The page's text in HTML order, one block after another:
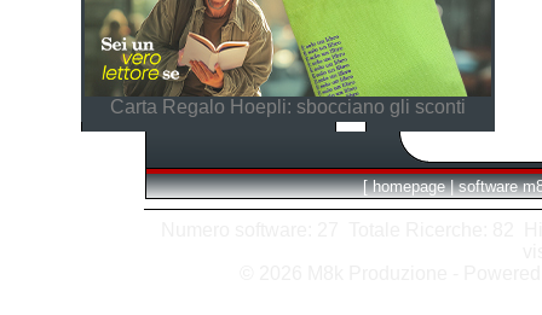
Carta Regalo Hoepli: sbocciano gli sconti
[ homepage | software